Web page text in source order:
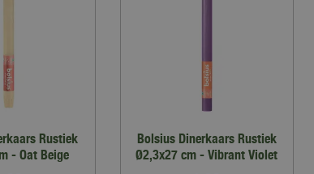
Rustiek
- Oat Beige
Bolsius Dinerkaars Rustiek
Ø2,3x27 cm - Vibrant Violet